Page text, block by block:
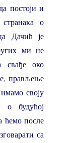
постоји и
о
Дачић је
ми не
око
прављење
своју
о будућој
ћемо после
са